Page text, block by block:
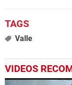
Valle
VIDEOS